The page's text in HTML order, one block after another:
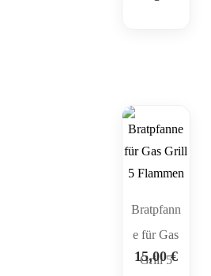
Bratpfann
e für Gas
Grill 5
15,00€